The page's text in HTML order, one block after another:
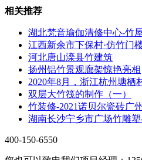
相关推荐
湖北梵音瑜伽清修中心-竹
江西新余市下保村·仿竹门
河北唐山滦县竹建筑
扬州铝竹景观廊架惊艳亮相
2020年8月，浙江杭州塘栖
双层大竹筏的制作（一）
竹装修-2021诺贝尔瓷砖广
湖南长沙宁乡市广场竹雕
400-150-6550